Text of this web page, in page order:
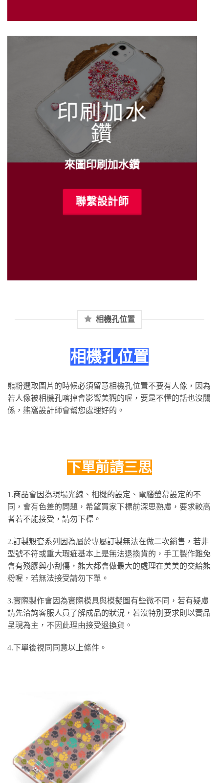
印刷加水
鑽
來圖印刷加水鑽
聯繫設計師
相機孔位置
相機孔位置
熊粉選取圖片的時候必須留意相機孔位置不要有人像，因為
若人像被相機孔喀掉會影響美觀的喔，要是不懂的話也沒關
係，熊窩設計師會幫您處理好的。
下單前請三思
1.商品會因為現場光線、相機的設定、電腦螢幕設定的不
同，會有色差的問題，希望買家下標前深思熟慮，要求較高
者若不能接受，請勿下標。
2.訂製殼套系列因為屬於專屬訂製無法在做二次銷售，若非
型號不符或重大瑕疵基本上是無法退換貨的，手工製作難免
會有殘膠與小刮傷，熊大都會做最大的處理在美美的交給熊
粉喔，若無法接受請勿下單。
3.實際製作會因為實際模具與模擬圖有些微不同，若有疑慮
請先洽詢客服人員了解成品的狀況，若沒特別要求則以實品
呈現為主，不因此理由接受退換貨。
4.下單後視同同意以上條件。